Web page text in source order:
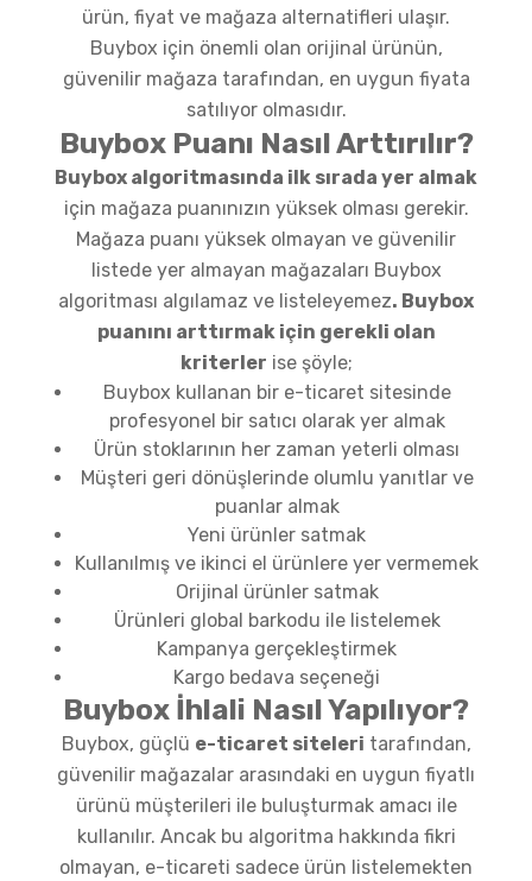
ürün, fiyat ve mağaza alternatifleri ulaşır.
Buybox için önemli olan orijinal ürünün,
güvenilir mağaza tarafından, en uygun fiyata
satılıyor olmasıdır.
Buybox Puanı Nasıl Arttırılır?
Buybox algoritmasında ilk sırada yer almak
için mağaza puanınızın yüksek olması gerekir.
Mağaza puanı yüksek olmayan ve güvenilir
listede yer almayan mağazaları Buybox
algoritması algılamaz ve listeleyemez. Buybox
puanını arttırmak için gerekli olan
kriterler ise şöyle;
Buybox kullanan bir e-ticaret sitesinde
profesyonel bir satıcı olarak yer almak
Ürün stoklarının her zaman yeterli olması
Müşteri geri dönüşlerinde olumlu yanıtlar ve
puanlar almak
Yeni ürünler satmak
Kullanılmış ve ikinci el ürünlere yer vermemek
Orijinal ürünler satmak
Ürünleri global barkodu ile listelemek
Kampanya gerçekleştirmek
Kargo bedava seçeneği
Buybox İhlali Nasıl Yapılıyor?
Buybox, güçlü e-ticaret siteleri tarafından,
güvenilir mağazalar arasındaki en uygun fiyatlı
ürünü müşterileri ile buluşturmak amacı ile
kullanılır. Ancak bu algoritma hakkında fikri
olmayan, e-ticareti sadece ürün listelemekten